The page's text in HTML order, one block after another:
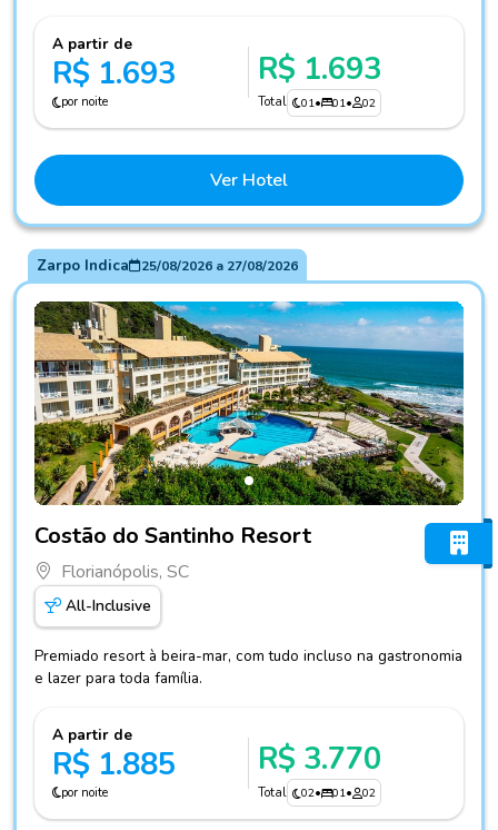
A partir de
R$ 1.693
por noite
R$ 1.693
Total 01• 01• 02
Ver Hotel
Zarpo Indica 25/08/2026a 27/08/2026
Costão do Santinho Resort
Florianópolis, SC
All-Inclusive
Premiado resort à beira-mar, com tudo incluso na gastronomia
e lazer para toda família.
A partir de
R$ 1.885
por noite
R$ 3.770
Total 02• 01• 02